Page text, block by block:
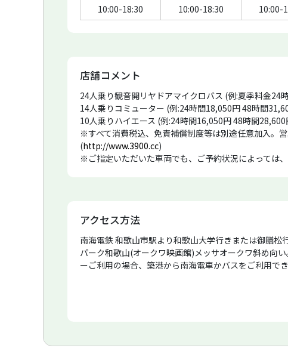
10:00-18:30 10:00-18:30 10:00-
店舗コメント
24人乗り観音開リヤドアマイクロバス (例:夏季料金
14人乗りコミューター (例:24時間18,050円 48時間
10人乗りハイエース (例:24時間16,050円 48時間
※すべて消費税込、免責補償制度等は別途任意加入。
(http://www.3900.cc)
※ご指定いただいた車両でも、ご予約状況によっては
※オプションのアルミスロープや手押し台車は、数に
ます。ご了承ください。
※スノーチェーンはスタッドレスタイヤ装着が必須と
※オンライン予約の場合、当店より送信しましたご予
うえ遅滞なくご返信をお願いいたします。
アクセス方法
南海電鉄 和歌山市駅より和歌山大学行きまたは御膳
パーク和歌山(オークワ映画館)メッサオークワ斜め向
ーご利用の場合、築港から南海電車かバスをご利用で